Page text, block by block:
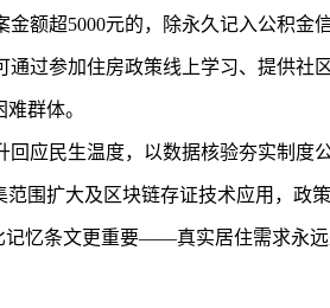
额超5000元的，除永久记入公积金
过参加住房政策线上学习、提供社
群体。
应民生温度，以数据核验夯实制度
围扩大及区块链存证技术应用，政
记忆条文更重要——真实居住需求永